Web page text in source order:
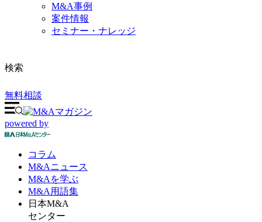
M&A事例
案件情報
セミナー・ナレッジ
検索
無料相談
powered by
コラム
M&Aニュース
M&Aを学ぶ
M&A 用語集
日本M&A
センター